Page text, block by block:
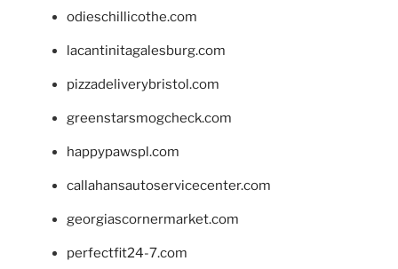
odieschillicothe.com
lacantinitagalesburg.com
pizzadeliverybristol.com
greenstarsmogcheck.com
happypawspl.com
callahansautoservicecenter.com
georgiascornermarket.com
perfectfit24-7.com